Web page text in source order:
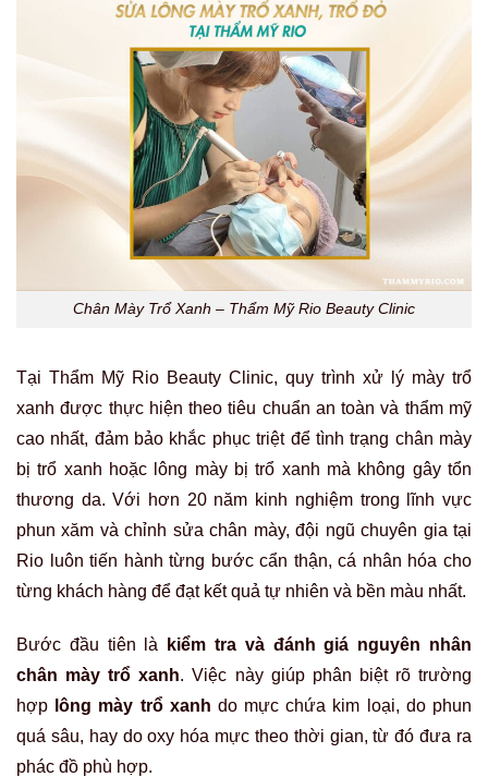
Chân Mày Trổ Xanh – Thẩm Mỹ Rio Beauty Clinic
Tại Thẩm Mỹ Rio Beauty Clinic, quy trình xử lý mày trổ
xanh được thực hiện theo tiêu chuẩn an toàn và thẩm mỹ
cao nhất, đảm bảo khắc phục triệt để tình trạng chân mày
bị trổ xanh hoặc lông mày bị trổ xanh mà không gây tổn
thương da. Với hơn 20 năm kinh nghiệm trong lĩnh vực
phun xăm và chỉnh sửa chân mày, đội ngũ chuyên gia tại
Rio luôn tiến hành từng bước cẩn thận, cá nhân hóa cho
từng khách hàng để đạt kết quả tự nhiên và bền màu nhất.
Bước đầu tiên là
kiểm tra và đánh giá nguyên nhân
chân mày trổ xanh. Việc này giúp phân biệt rõ trường
hợp lông mày trổ xanh do mực chứa kim loại, do phun
quá sâu, hay do oxy hóa mực theo thời gian, từ đó đưa ra
phác đồ phù hợp.